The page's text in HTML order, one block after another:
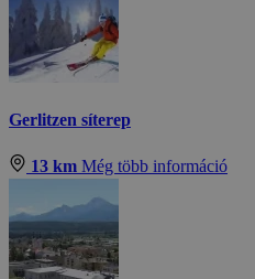
Gerlitzen síterep
13 km Még több információ